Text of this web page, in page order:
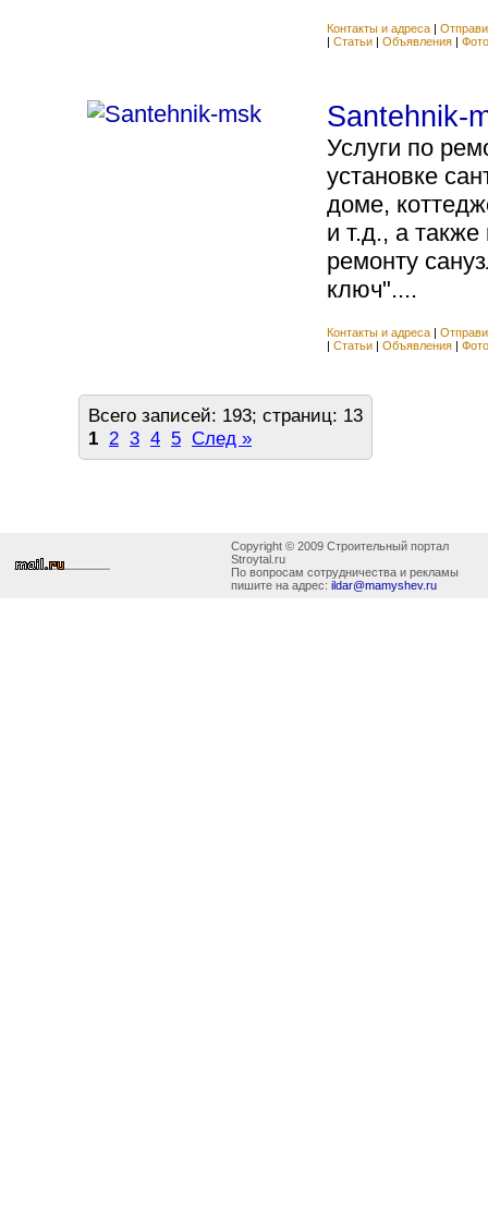
Контакты и адреса |
| Статьи | Объявления | Фото
Santehnik-
Услуги по
установке
доме,
и т.д., а
ремонту
ключ"....
Контакты и адреса
Статьи Объявления Фото
Всего записей: 193; страниц: 13
1 2 3 4 5 След »
Copyright © 2009 Строительный портал
Stroytal.ru
По вопросам сотрудничества и рекламы
пишите на адрес: ildar@mamyshev.ru